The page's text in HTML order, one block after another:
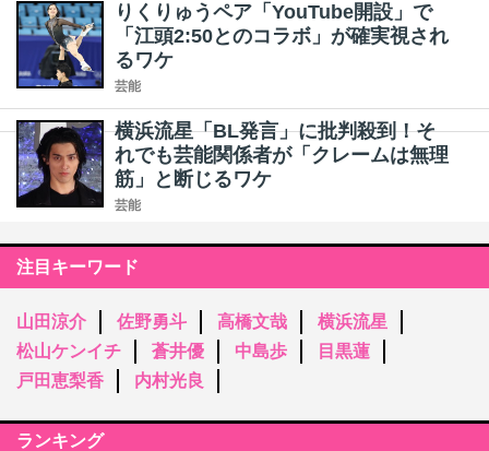
りくりゅうペア「YouTube開設」で
「江頭2:50とのコラボ」が確実視され
るワケ
芸能
横浜流星「BL発言」に批判殺到！そ
れでも芸能関係者が「クレームは無理
筋」と断じるワケ
芸能
注目キーワード
山田涼介 佐野勇斗 高橋文哉
横浜流星
松山ケンイチ
蒼井優 中島歩
目黒蓮
戸田恵梨香
内村光良
ランキング